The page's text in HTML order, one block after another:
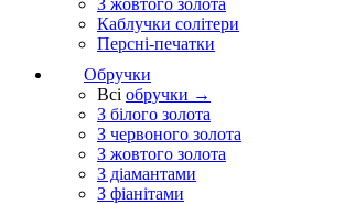
З жовтого золота
Каблучки солітери
Персні-печатки
Обручки
Всі обручки →
З білого золота
З червоного золота
З жовтого золота
З діамантами
З фіанітами